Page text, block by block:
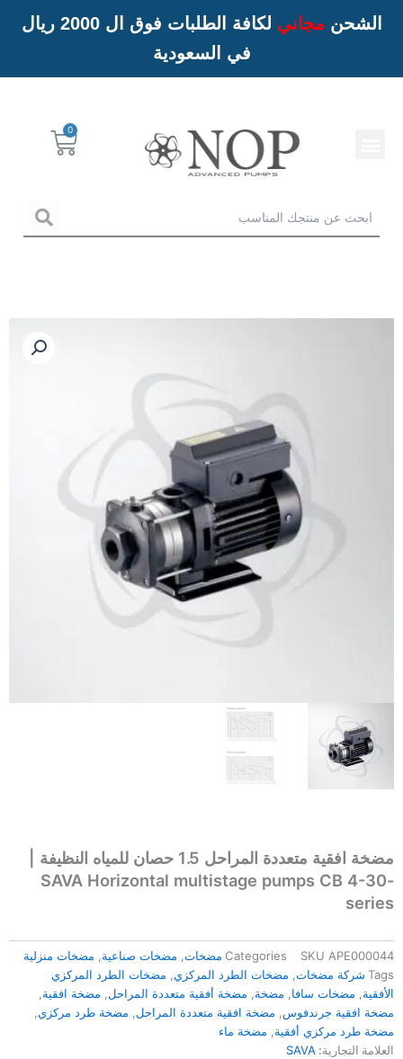
الشحن مجاني
لكافة الطلبات فوق ال 2000 ريال
في السعودية
Cart
مضخة افقية متعددة المراحل 1.5 حصان للمياه النظيفة |
SAVA Horizontal multistage pumps CB 4-30-
series
SKU APE000044
Categories مضخات, مضخات صناعية, مضخات منزلية
Tags شركة مضخات, مضخات الطرد المركزي, مضخات الطرد المركزي
الأفقية, مضخات سافا, مضخة, مضخة أفقية متعددة المراحل, مضخة افقية,
مضخة افقية جرندفوس, مضخة افقية متعددة المراحل, مضخة طرد مركزي,
مضخة طرد مركزي أفقية, مضخة ماء
العلامة التجارية: SAVA